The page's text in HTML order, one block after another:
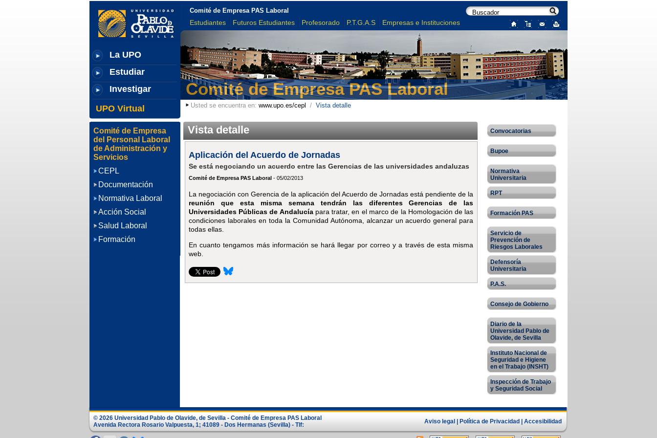
La UPO
Estudiar
Investigar
UPO Virtual
Comité de Empresa PAS Laboral
Estudiantes Futuros Estudiantes Profesorado P.T.G.A.S Empresas e Instituciones
Comité de Empresa PAS Laboral
Usted se encuentra en: www.upo.es/cepl / Vista detalle
Vista detalle
Aplicación del Acuerdo de Jornadas
Se está negociando un acuerdo entre las Gerencias de las universidades andaluzas
Comité de Empresa PAS Laboral- 05/02/2013
La negociación con Gerencia de la aplicación del Acuerdo de Jornadas está pendiente de la
reunión que esta misma semana tendrán las diferentes Gerencias de las
Universidades Públicas de Andalucíapara tratar, en el marco de la Homologación de las
condiciones laborales en toda la Comunidad Autónoma, alcanzar un acuerdo general para
todas ellas.
En cuanto tengamos más información se hará llegar por correo y a través de esta misma
web.
Comité de Empresa
del Personal Laboral
de Administración y
Servicios
CEPL
Documentación
Normativa Laboral
Acción Social
Salud Laboral
Formación
Convocatorias
Bupoe
Normativa
Universitaria
RPT
Formación PAS
Servicio de
Prevención de
Riesgos Laborales
Defensoría
Universitaria
P.A.S.
Consejo de Gobierno
Diario de la
Universidad Pablo de
Olavide, de Sevilla
Instituto Nacional de
Seguridad e Higiene
en el Trabajo (INSHT)
Inspección de Trabajo
y Seguridad Social
© 2026 Universidad Pablo de Olavide, de Sevilla - Comité de Empresa PAS Laboral
Avenida Rectora Rosario Valpuesta, 1; 41089 - Dos Hermanas (Sevilla) - Tlf:
Aviso legal Política de Privacidad Accesibilidad